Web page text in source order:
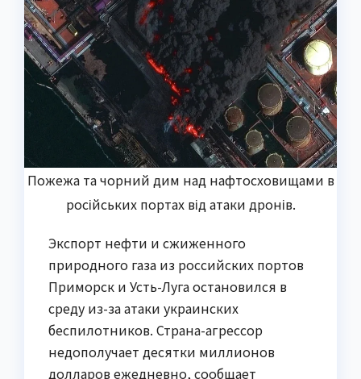
Пожежа та чорний дим над нафтосховищами в
російських портах від атаки дронів.
Экспорт нефти и сжиженного
природного газа из российских портов
Приморск и Усть-Луга остановился в
среду из-за атаки украинских
беспилотников. Страна-агрессор
недополучает десятки миллионов
долларов ежедневно, сообщает